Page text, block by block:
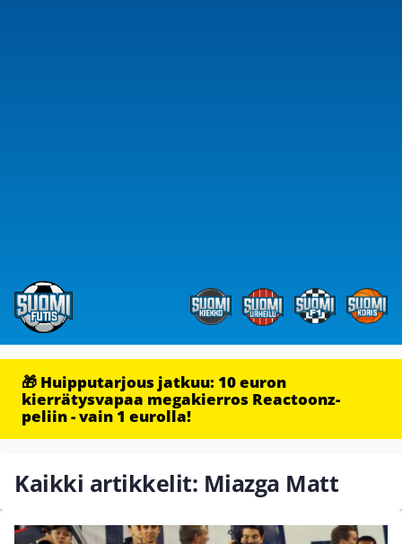
🎁 Huipputarjous jatkuu: 10 euron
kierrätysvapaa megakierros Reactoonz-
peliin - vain 1 eurolla!
Kaikki artikkelit: Miazga Matt